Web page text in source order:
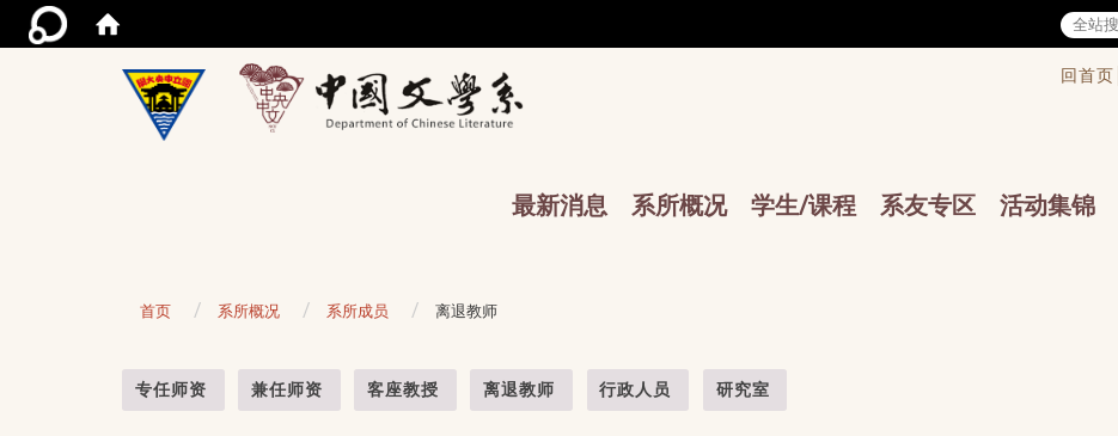
回首页│
最新消息 系所概况 学生/课程 系友专区 活动集锦
首页 系所概况 系所成员 离退教师
专任师资 兼任师资 客座教授 离退教师 行政人员 研究室